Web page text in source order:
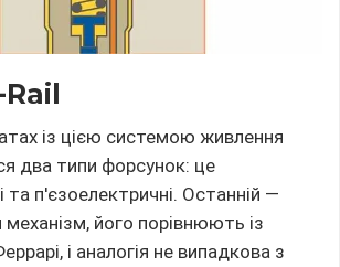
із цією системою живлення
два типи форсунок: це
та п'єзоелектричні. Останній —
його порівнюють із
і аналогія не випадкова з